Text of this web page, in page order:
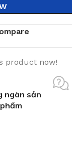
product now!
ngàn sản
phẩm